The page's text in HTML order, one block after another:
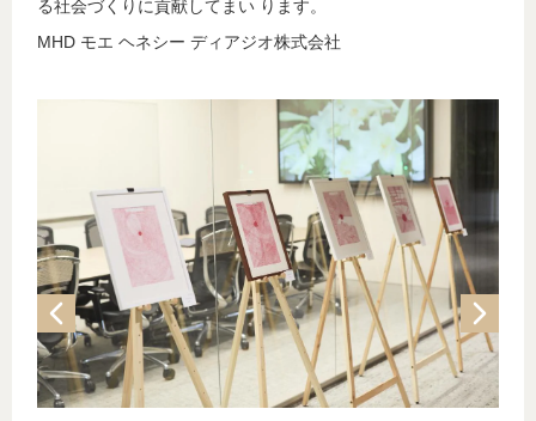
る社会づくりに貢献してまい ります。
MHD モエ ヘネシー ディアジオ株式会社